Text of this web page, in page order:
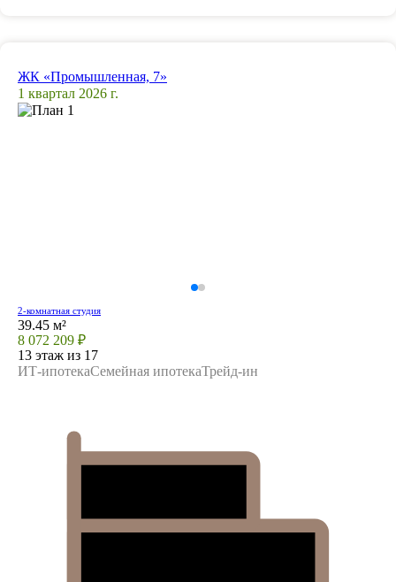
ЖК «Промышленная, 7»
1 квартал 2026 г.
2-комнатная студия
39.45 м²
8 072 209 ₽
13 этаж из 17
ИТ-ипотекаСемейная ипотекаТрейд-ин